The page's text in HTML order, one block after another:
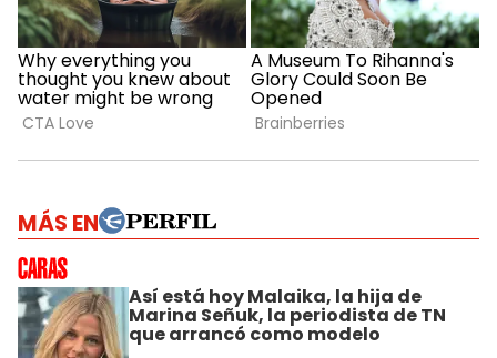
MÁS EN
Así está hoy Malaika, la hija de
Marina Señuk, la periodista de TN
que arrancó como modelo